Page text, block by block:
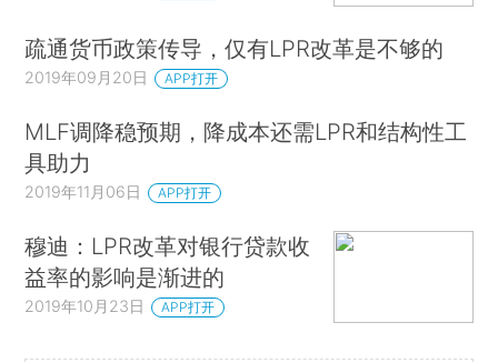
疏通货币政策传导，仅有LPR改革是不够的
2019年09月20日 APP打开
MLF调降稳预期，降成本还需LPR和结构性工
具助力
2019年11月06日 APP打开
穆迪：LPR改革对银行贷款收
益率的影响是渐进的
2019年10月23日 APP打开